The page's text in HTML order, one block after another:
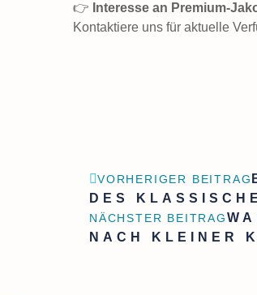
👉 Interesse an Premium-
Kontaktiere uns für aktuelle
VORHERIGER BEITRAG
DES
NÄCHSTER BEITRAG
NACH KLEINER